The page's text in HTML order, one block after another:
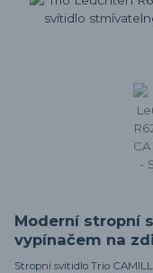
Moderní stropní
vypínačem na zdi
Stropní svítidlo Trio